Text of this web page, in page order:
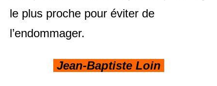
le plus proche pour éviter de
l’endommager.
Jean-Baptiste Loin